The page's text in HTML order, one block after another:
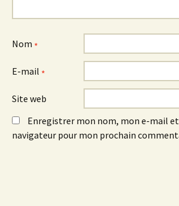
Nom *
E-mail *
Site web
Enregistrer mon nom, mon e-mail
navigateur pour mon prochain